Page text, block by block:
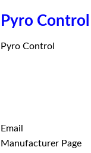
Pyro Control
Pyro Control
Email
Manufacturer Page